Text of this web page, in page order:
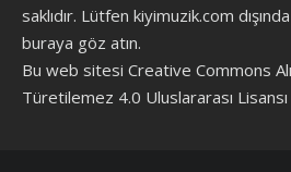
saklıdır. Lütfen kiyimuzik.com
buraya göz atın.
Bu web sitesi Creative Commons
Türetilemez 4.0 Uluslararası Lisansı